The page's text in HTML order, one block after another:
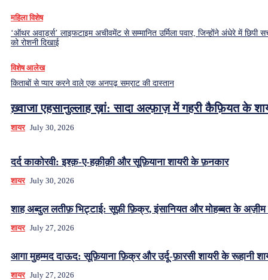
महिला विशेष
‘ऑथर अवार्ड्स’ लाइफटाइम अचीवमेंट से सम्मानित उर्मिला पवार, जिन्होंने अंधेरे में छिपी
को रोशनी दिखाई
विशेष आलेख
किताबों से प्यार करने वाले एक अनपढ़ सम्राट की दास्तान
ख़्वाजा एहसानुल्लाह ख़ां: सादा अल्फ़ाज़ में गहरी कैफ़ियत के
शायर July 30, 2026
दर्द काकोरवी: इश्क़-ए-हक़ीक़ी और सूफ़ियाना शायरी के फ़नकार
शायर July 30, 2026
शाह अब्दुल लतीफ़ भिट्टाई: सूफ़ी फ़िक्र, इंसानियत और मोहब्बत के अज़ीम
शायर July 27, 2026
आगा मुहम्मद दाऊद: सूफ़ियाना फ़िक्र और उर्दू-फ़ारसी शायरी के रूहानी
शायर July 27, 2026